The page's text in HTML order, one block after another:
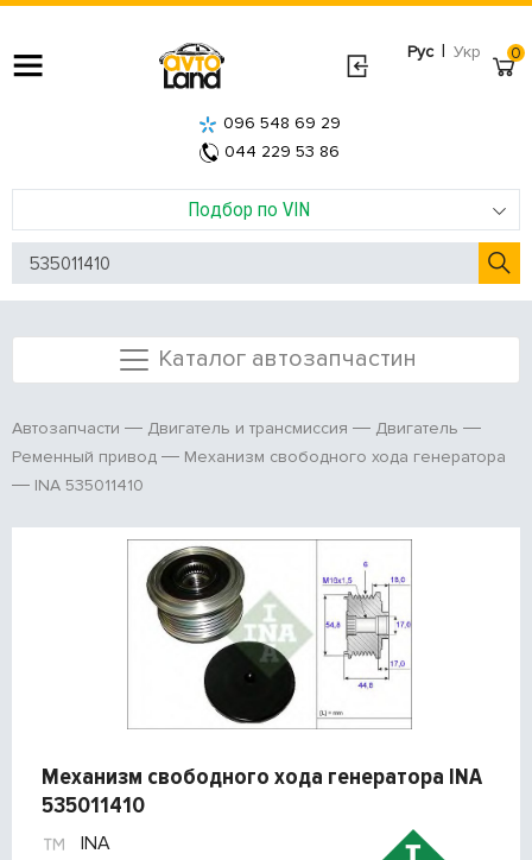
Рус | Укр
Подбор по VIN
096 548 69 29
044 229 53 86
0
Каталог автозапчастин
Автозапчасти Двигатель и трансмиссия
Двигатель
Ременный привод
Механизм свободного хода генератора
INA 535011410
Механизм свободного хода генератора INA
535011410
INA